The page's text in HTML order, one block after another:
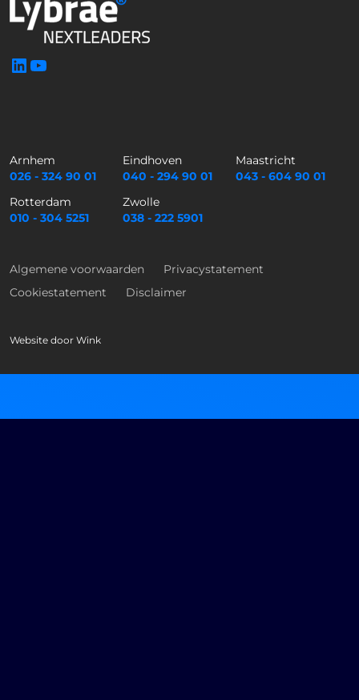
LinkedIn
Arnhem
026 - 324 90 01
Eindhoven
040 - 294 90 01
Maastricht
043 - 604 90 01
Rotterdam
010 - 304 5251
Zwolle
038 - 222 5901
Algemene voorwaarden
Privacystatement
Cookiestatement
Disclaimer
Website door Wink